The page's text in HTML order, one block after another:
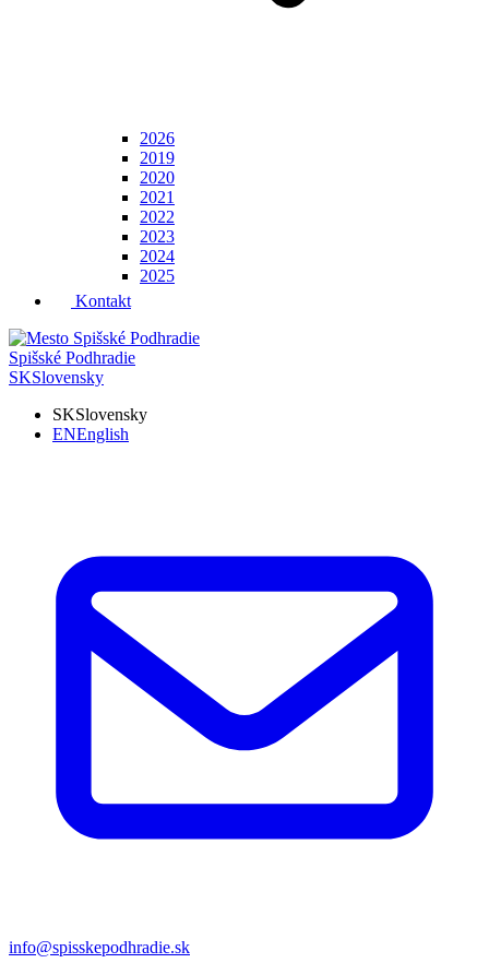
2026
2019
2020
2021
2022
2023
2024
2025
Kontakt
Spišské Podhradie
SKSlovensky
SKSlovensky
ENEnglish
info@spisskepodhradie.sk